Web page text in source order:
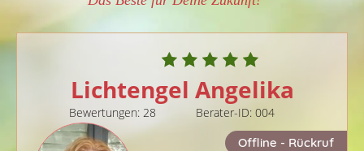
Lichtengel Angelika
Bewertungen: 28
Berater-ID: 004
Offline - Rückruf